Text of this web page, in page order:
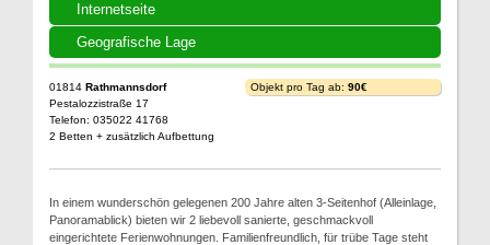
Internetseite
Geografische Lage
01814 Rathmannsdorf
Pestalozzistraße 17
Telefon: 035022 41768
2 Betten + zusätzlich Aufbettung
Objekt pro Tag ab: 90€
In einem wunderschön gelegenen 200 Jahre alten 3-Seitenhof (Alleinlage,
Panoramablick) bieten wir 2 liebevoll sanierte, geschmackvoll
eingerichtete Ferienwohnungen. Familienfreundlich, für trübe Tage steht